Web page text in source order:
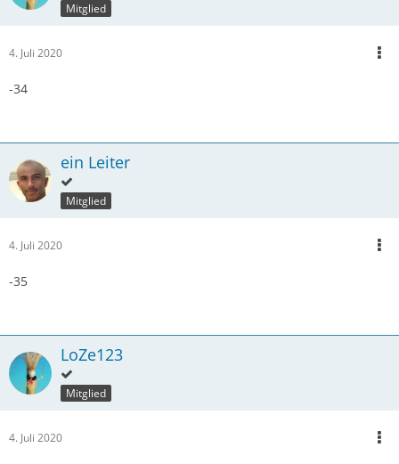
Mitglied
4. Juli 2020
-34
ein Leiter
Mitglied
4. Juli 2020
-35
LoZe123
Mitglied
4. Juli 2020